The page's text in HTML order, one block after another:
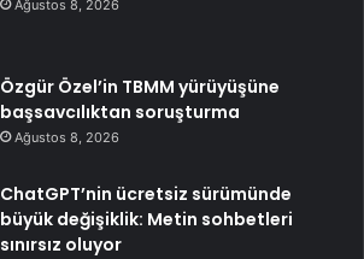
Ağustos 8, 2026
Özgür Özel’in TBMM yürüyüşüne
başsavcılıktan soruşturma
Ağustos 8, 2026
ChatGPT’nin ücretsiz sürümünde
büyük değişiklik: Metin sohbetleri
sınırsız oluyor